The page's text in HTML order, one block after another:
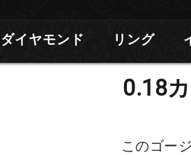
ダイヤモンド リング
0.18
このゴー